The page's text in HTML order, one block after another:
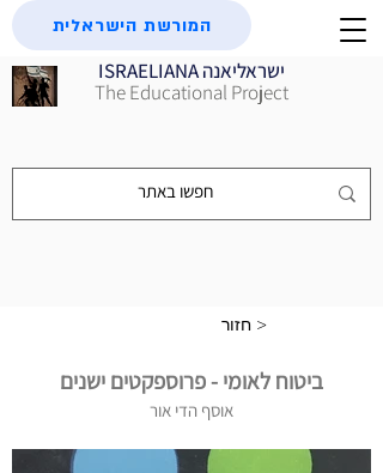
ISRAELIANA ישראליאנה
The Educational Project
המורשת הישראלית
חזור >
ביטוח לאומי - פרוספקטים ישנים
אוסף הדי אור